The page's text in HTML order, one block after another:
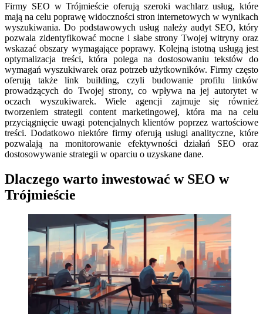
Firmy SEO w Trójmieście oferują szeroki wachlarz usług, które
mają na celu poprawę widoczności stron internetowych w wynikach
wyszukiwania. Do podstawowych usług należy audyt SEO, który
pozwala zidentyfikować mocne i słabe strony Twojej witryny oraz
wskazać obszary wymagające poprawy. Kolejną istotną usługą jest
optymalizacja treści, która polega na dostosowaniu tekstów do
wymagań wyszukiwarek oraz potrzeb użytkowników. Firmy często
oferują także link building, czyli budowanie profilu linków
prowadzących do Twojej strony, co wpływa na jej autorytet w
oczach wyszukiwarek. Wiele agencji zajmuje się również
tworzeniem strategii content marketingowej, która ma na celu
przyciągnięcie uwagi potencjalnych klientów poprzez wartościowe
treści. Dodatkowo niektóre firmy oferują usługi analityczne, które
pozwalają na monitorowanie efektywności działań SEO oraz
dostosowywanie strategii w oparciu o uzyskane dane.
Dlaczego warto inwestować w SEO w
Trójmieście